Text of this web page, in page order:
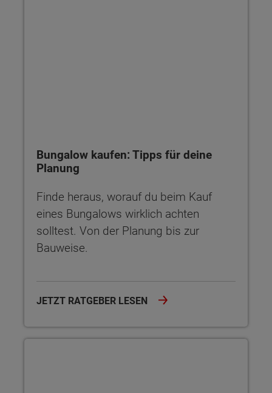
Bungalow kaufen: Tipps für deine
Planung
Finde heraus, worauf du beim Kauf
eines Bungalows wirklich achten
solltest. Von der Planung bis zur
Bauweise.
JETZT RATGEBER LESEN